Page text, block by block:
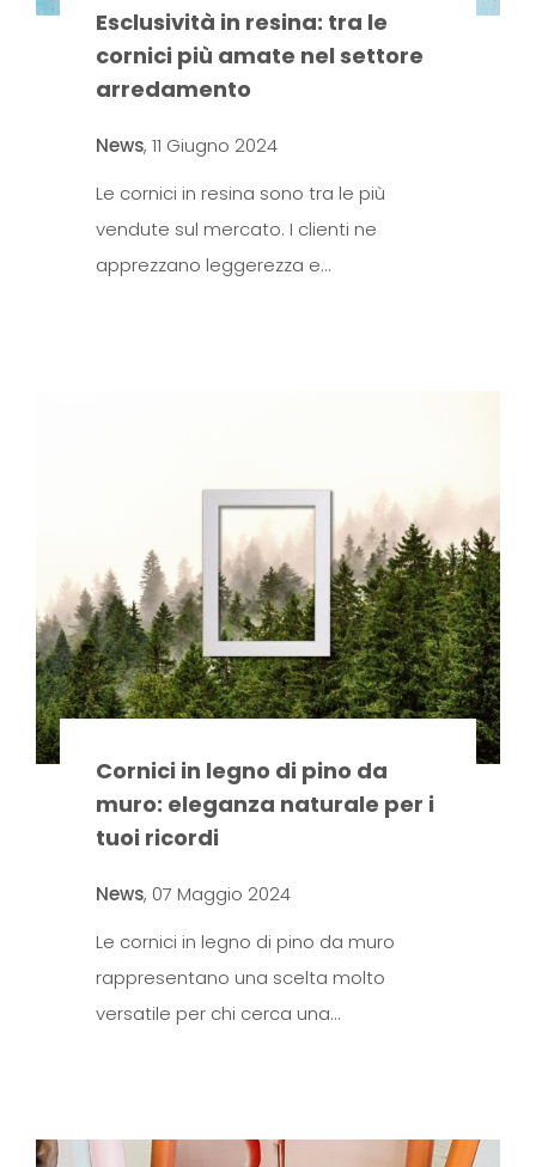
Esclusività in resina: tra le
cornici più amate nel settore
arredamento
News, 11 Giugno 2024
Le cornici in resina sono tra le più
vendute sul mercato. I clienti ne
apprezzano leggerezza e…
Cornici in legno di pino da
muro: eleganza naturale per i
tuoi ricordi
News, 07 Maggio 2024
Le cornici in legno di pino da muro
rappresentano una scelta molto
versatile per chi cerca una…